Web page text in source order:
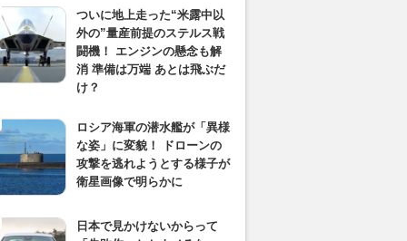
ついに地上走った“米露中以
外の”量産前提のステルス戦
闘機！ エンジンの懸念も解
消 準備は万端 あとは飛ぶだ
け？
ロシア海軍の潜水艦が「異様
な姿」に変貌！ ドローンの
攻撃を逃れようとする様子が
衛星画像で明らかに
日本で見かけないからって